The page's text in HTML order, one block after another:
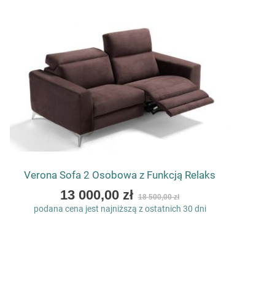
Verona Sofa 2 Osobowa z Funkcją Relaks
As
low
13 000,00 zł 18 500,00 zł
podana cena jest najniższą z ostatnich 30 dni